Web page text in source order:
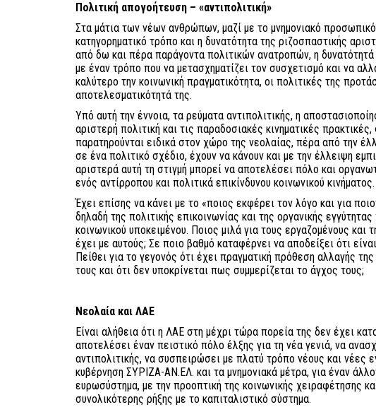
Πολιτική απογοήτευση – «αντιπολιτική»
Στα μάτια των νέων ανθρώπων, μαζί με το μνημονιακό
κατηγορηματικό τρόπο και η δυνατότητα της ριζοσπαστικής
από δω και πέρα παράγοντα πολιτικών ανατροπών, η δυνατότητά
με έναν τρόπο που να μετασχηματίζει τον συσχετισμό και να
καλύτερο την κοινωνική πραγματικότητα, οι πολιτικές της
αποτελεσματικότητά της.
Υπό αυτή την έννοια, τα ρεύματα αντιπολιτικής, η
αριστερή πολιτική και τις παραδοσιακές κινηματικές
παρατηρούνται ειδικά στον χώρο της νεολαίας, πέρα από την
σε ένα πολιτικό σχέδιο, έχουν να κάνουν και με την έλλειψη
αριστερά αυτή τη στιγμή μπορεί να αποτελέσει πόλο και
ενός αντίρροπου και πολιτικά επικίνδυνου κοινωνικού κινήματος.
Έχει επίσης να κάνει με το «ποιος εκφέρει τον λόγο και για
δηλαδή της πολιτικής επικοινωνίας και της οργανικής εγγύτητας
κοινωνικού υποκειμένου. Ποιος μιλά για τους εργαζομένους και
έχει με αυτούς; Σε ποιο βαθμό καταφέρνει να αποδείξει ότι
Πείθει για το γεγονός ότι έχει πραγματική πρόθεση αλλαγής
τους και ότι δεν υποκρίνεται πως συμμερίζεται το άγχος τους;
Νεολαία και ΛΑΕ
Είναι αλήθεια ότι η ΛΑΕ στη μέχρι τώρα πορεία της δεν έχει
αποτελέσει έναν πειστικό πόλο έλξης για τη νέα γενιά, να
αντιπολιτικής, να συσπειρώσει με πλατύ τρόπο νέους και νέες
κυβέρνηση ΣΥΡΙΖΑ-ΑΝ.ΕΛ. και τα μνημονιακά μέτρα, για έναν
ευρωσύστημα, με την προοπτική της κοινωνικής χειραφέτησης
συνολικότερης ρήξης με το καπιταλιστικό σύστημα.